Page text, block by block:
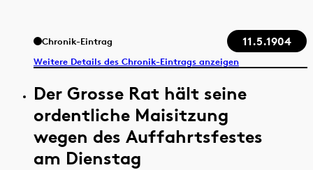
Chronik-Eintrag 11.5.1904
Weitere Details des Chronik-Eintrags anzeigen
Der Grosse Rat hält seine
ordentliche Maisitzung
wegen des Auffahrtsfestes
am Dienstag